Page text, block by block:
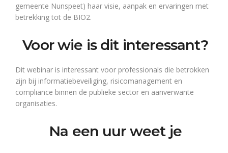
gemeente Nunspeet) haar visie, aanpak en ervaringen met
betrekking tot de BIO2.
Voor wie is dit interessant?
Dit webinar is interessant voor professionals die betrokken
zijn bij informatiebeveiliging, risicomanagement en
compliance binnen de publieke sector en aanverwante
organisaties.
Na een uur weet je